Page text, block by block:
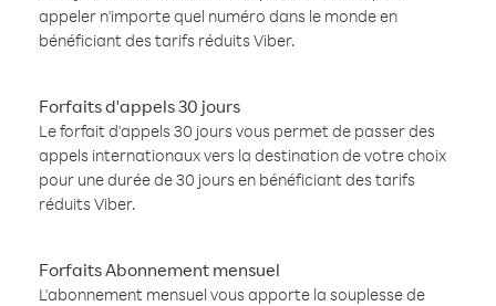
appeler n'importe quel numéro dans le monde en
bénéficiant des tarifs réduits Viber.
Forfaits d'appels 30 jours
Le forfait d'appels 30 jours vous permet de passer des
appels internationaux vers la destination de votre choix
pour une durée de 30 jours en bénéficiant des tarifs
réduits Viber.
Forfaits Abonnement mensuel
L'abonnement mensuel vous apporte la souplesse de